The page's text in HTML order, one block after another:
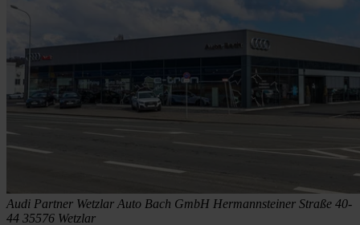
Audi Partner Wetzlar Auto Bach GmbH Hermannsteiner Straße 40-
44 35576 Wetzlar